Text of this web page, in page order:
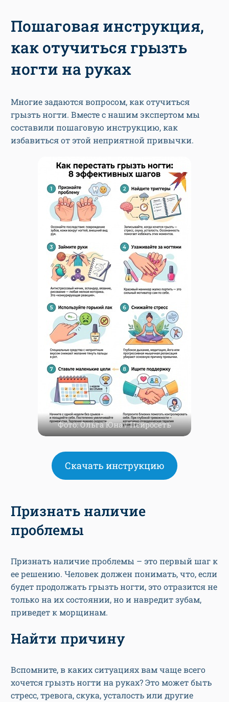
Пошаговая инструкция,
как отучиться грызть
ногти на руках
Многие задаются вопросом, как отучиться
грызть ногти. Вместе с нашим экспертом мы
составили пошаговую инструкцию, как
избавиться от этой неприятной привычки.
Фото: Ольга Юна / Нейросеть
Скачать инструкцию
Признать наличие
проблемы
Признать наличие проблемы – это первый шаг к
ее решению. Человек должен понимать, что, если
будет продолжать грызть ногти, это отразится не
только на их состоянии, но и навредит зубам,
приведет к морщинам.
Найти причину
Вспомните, в каких ситуациях вам чаще всего
хочется грызть ногти на руках? Это может быть
стресс, тревога, скука, усталость или другие